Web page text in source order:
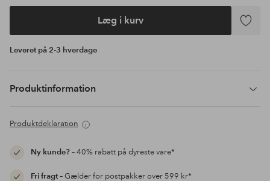
Læg i kurv
Tilføj
Leveret på 2-3 hverdage
Produktinformation
Produktdeklaration
Ny kunde?– 40% rabatt på dyreste vare*
Fri fragt– Gælder for postpakker over 599 kr*